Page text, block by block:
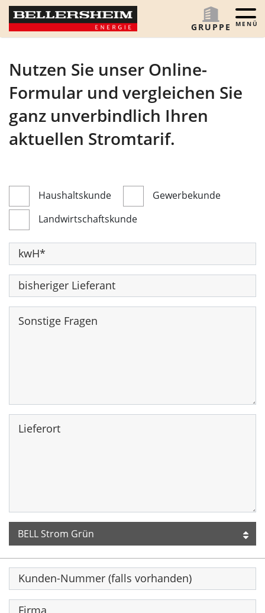
Nutzen Sie unser Online-
Formular und vergleichen Sie
ganz unverbindlich Ihren
aktuellen Stromtarif.
Haushaltskunde
Gewerbekunde
Landwirtschaftskunde
GRUPPE
Menü